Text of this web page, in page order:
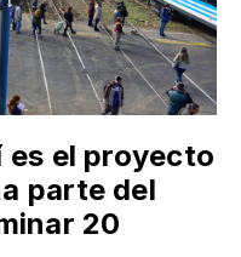
es el proyecto
parte del
20